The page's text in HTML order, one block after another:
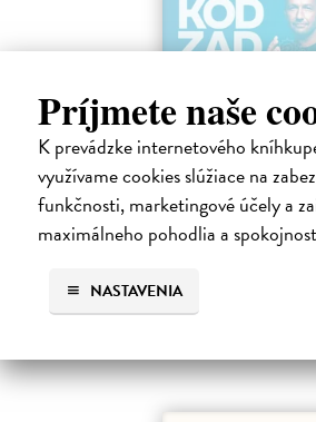
Príjmete naše
K prevádzke internetového
využívame cookies slúžiace na
funkčnosti, marketingové účely a
maximálneho pohodlia a
NASTAVENIA
Kód zad
Novotný Michal| Kniha
Co dělat, když vás bolí záda? Cvičit?
17,96 €